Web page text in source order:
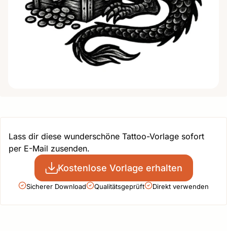
Lass dir diese wunderschöne Tattoo-Vorlage sofort
per E-Mail zusenden.
Kostenlose Vorlage erhalten
Sicherer Download Qualitätsgeprüft Direkt verwenden